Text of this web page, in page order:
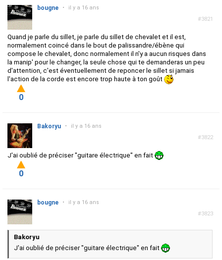
#3821
bougne • il y a 16 ans
Quand je parle du sillet, je parle du sillet de chevalet et il est,
normalement coincé dans le bout de palissandre/ébène qui
compose le chevalet, donc normalement il n'y a aucun risques dans
la manip' pour le changer, la seule chose qui te demanderas un peu
d'attention, c'est éventuellement de reponcer le sillet si jamais
l'action de la corde est encore trop haute à ton goût
0
#3822
Bakoryu • il y a 16 ans
J'ai oublié de préciser "guitare électrique" en fait
0
#3823
bougne • il y a 16 ans
Bakoryu
J'ai oublié de préciser "guitare électrique" en fait